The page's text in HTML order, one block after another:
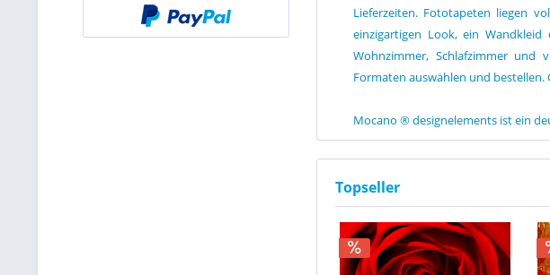
Lieferzeiten. Fototapeten liegen
einzigartigen Look, ein
Wohnzimmer, Schlafzimmer und
Formaten auswählen und bestellen.
Mocano ® designelements ist ein
Topseller